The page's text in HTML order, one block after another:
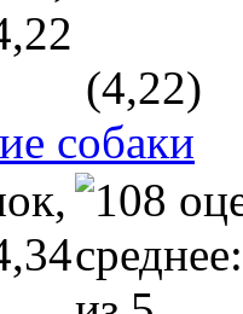
(4,22)
собаки